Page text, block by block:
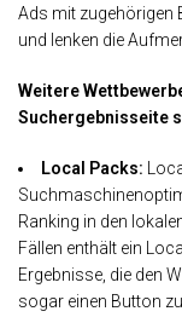
Ads mit zugehörigen
und lenken die
Weitere
Suchergebnisseite
Local Packs:
Ranking in den
Fällen enthält ein
Ergebnisse, die den
sogar einen Button